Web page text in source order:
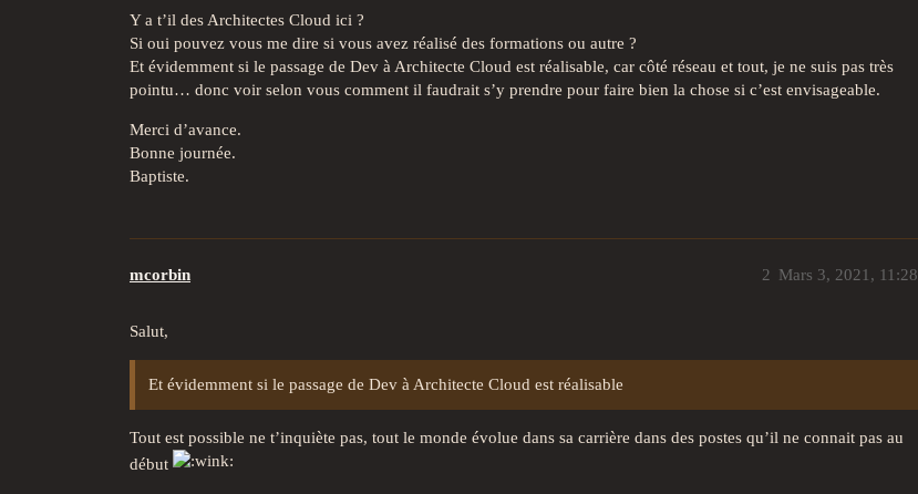
Y a t’il des Architectes Cloud ici ?
Si oui pouvez vous me dire si vous avez réalisé des formations ou autre ?
Et évidemment si le passage de Dev à Architecte Cloud est réalisable, car côté réseau et tout, je ne suis pas très
pointu… donc voir selon vous comment il faudrait s’y prendre pour faire bien la chose si c’est envisageable.
Merci d’avance.
Bonne journée.
Baptiste.
mcorbin Mars 3, 2021, 11:28
2
Salut,
Et évidemment si le passage de Dev à Architecte Cloud est réalisable
Tout est possible ne t’inquiète pas, tout le monde évolue dans sa carrière dans des postes qu’il ne connait pas au
début